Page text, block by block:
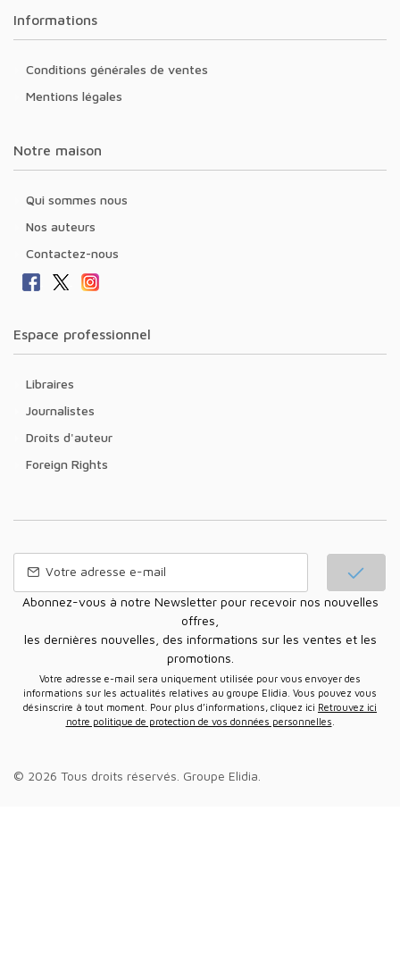
Informations
Conditions générales de ventes
Mentions légales
Notre maison
Qui sommes nous
Nos auteurs
Contactez-nous
Espace professionnel
Libraires
Journalistes
Droits d'auteur
Foreign Rights
Abonnez-vous à notre Newsletter pour recevoir nos nouvelles
offres,
les dernières nouvelles, des informations sur les ventes et les
promotions.
Votre adresse e-mail sera uniquement utilisée pour vous envoyer des
informations sur les actualités relatives au groupe Elidia. Vous pouvez vous
désinscrire à tout moment. Pour plus d’informations, cliquez ici Retrouvez ici
notre politique de protection de vos données personnelles
© 2026 Tous droits réservés. Groupe Elidia